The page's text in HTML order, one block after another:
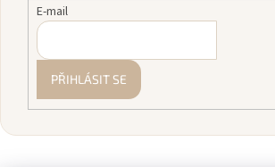
E-mail
PŘIHLÁSIT SE